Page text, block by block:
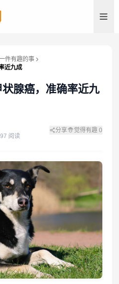
件有趣的事
近九成
腺癌，准确率近九
阅读
分享 觉得有趣 0